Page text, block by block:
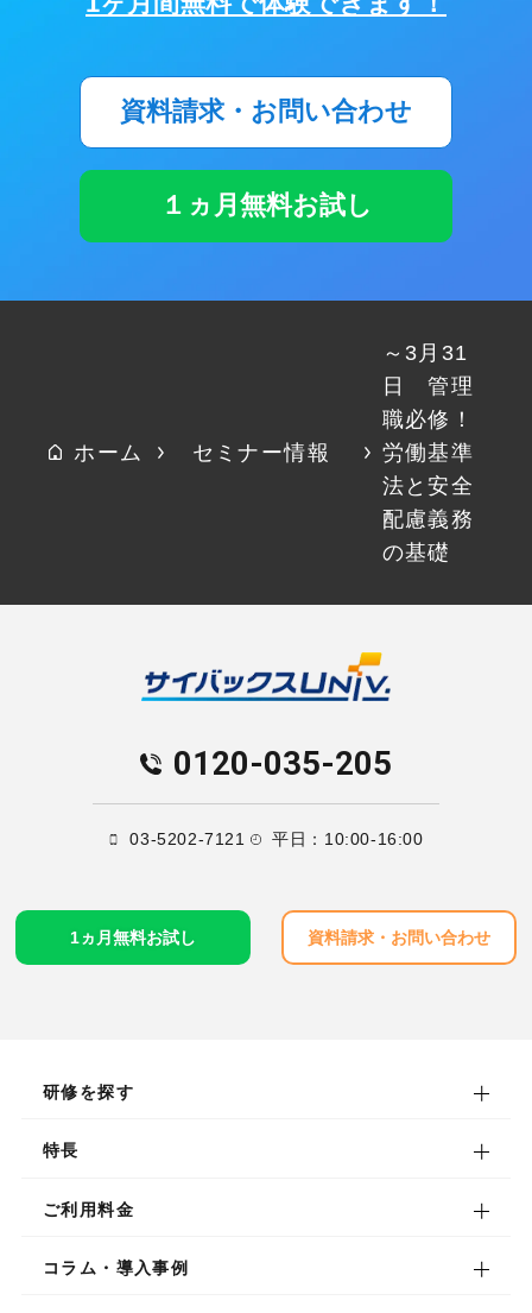
資料請求・お問い合わせ
１ヵ月無料お試し
ホーム セミナー情報
～3月31
日 管理
職必修！
労働基準
法と安全
配慮義務
の基礎
0120-035-205
03-5202-7121 平日：10:00-16:00
1ヵ月無料お試し 資料請求・お問い合わせ
研修を探す
研修を探す
階層別研修プログラム
職種別研修プログラム
特長
特長
eラーニング
ご利用料金
ご利用料金
コラム・導入事例